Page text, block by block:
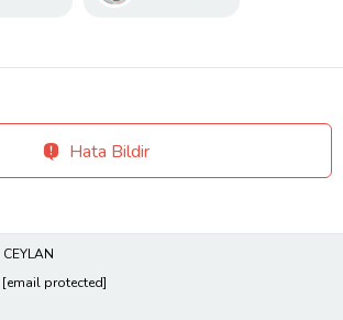
Hata Bildir
[email protected]